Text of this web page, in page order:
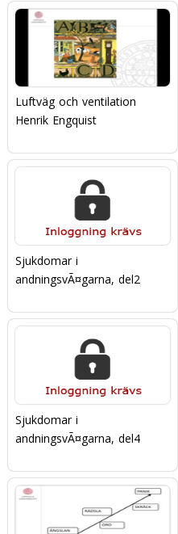
Luftväg och ventilation
Henrik Engquist
Sjukdomar i
andningsvÃ¤garna, del2
Sjukdomar i
andningsvÃ¤garna, del4